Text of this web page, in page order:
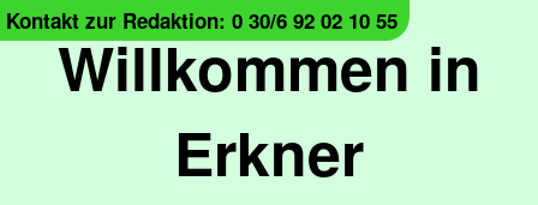
Willkommen in
Erkner
Kontakt zur Redaktion: 0 30/6 92 02 10 55